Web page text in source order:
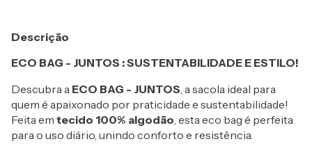
Descrição
ECO BAG - JUNTOS : SUSTENTABILIDADE E ESTILO!
Descubra a ECO BAG - JUNTOS, a sacola ideal para
quem é apaixonado por praticidade e sustentabilidade!
Feita em tecido 100% algodão, esta eco bag é perfeita
para o uso diário, unindo conforto e resistência.